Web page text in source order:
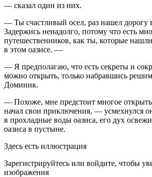
— сказал один из них.
— Ты счастливый осел, раз нашел дорогу
Задержись ненадолго, потому что есть
путешественников, как ты, которые
в этом оазисе. —
— Я предполагаю, что есть секреты и
можно открыть, только набравшись
Доминик.
— Похоже, мне предстоит многое открыть
начал свои приключения, — усмехнулся
в прохладные воды оазиса, его дух
оазиса в пустыне.
Здесь есть иллюстрация
Зарегистрируйтесь или войдите, чтобы
изображения